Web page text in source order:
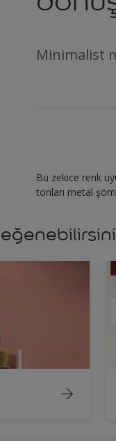
Minimalist
Bu zekice renk
tonları metal